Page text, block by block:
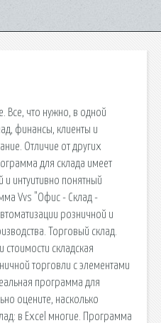
Все, что нужно, в одной
финансы, клиенты и
Отличие от других
для склада имеет
интуитивно понятный
Vvs "Офис - Склад -
розничной и
Торговый склад.
складская
торговли с элементами
программа для
оцените, насколько
в Excel многие. Программа